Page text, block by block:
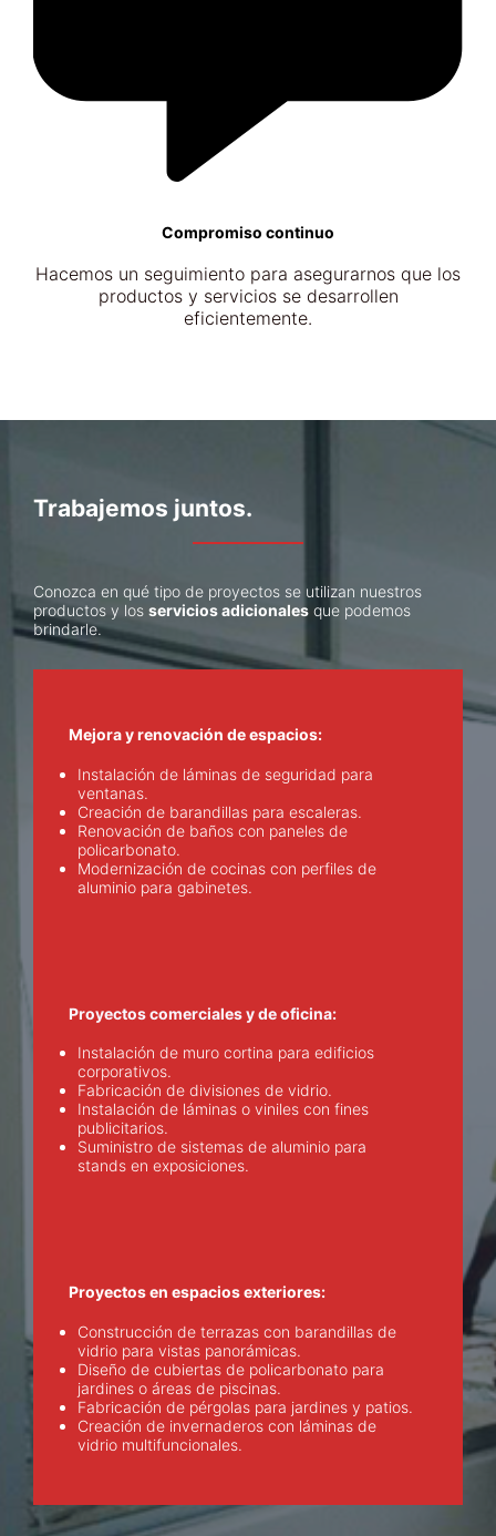
Compromiso continuo
Hacemos un seguimiento para asegurarnos que los
productos y servicios se desarrollen
eficientemente.
Trabajemos juntos.
Conozca en qué tipo de proyectos se utilizan nuestros
productos y los servicios adicionales que podemos
brindarle.
Mejora y renovación de espacios:
Instalación de láminas de seguridad para
ventanas.
Creación de barandillas para escaleras.
Renovación de baños con paneles de
policarbonato.
Modernización de cocinas con perfiles de
aluminio para gabinetes.
Proyectos comerciales y de oficina:
Instalación de muro cortina para edificios
corporativos.
Fabricación de divisiones de vidrio.
Instalación de láminas o viniles con fines
publicitarios.
Suministro de sistemas de aluminio para
stands en exposiciones.
Proyectos en espacios exteriores:
Construcción de terrazas con barandillas de
vidrio para vistas panorámicas.
Diseño de cubiertas de policarbonato para
jardines o áreas de piscinas.
Fabricación de pérgolas para jardines y patios.
Creación de invernaderos con láminas de
vidrio multifuncionales.